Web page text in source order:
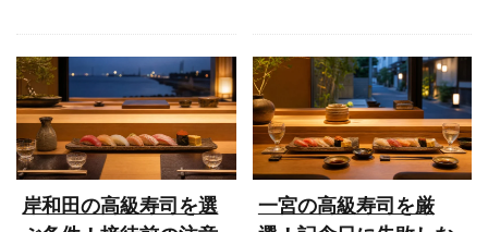
岸和田の高級寿司を選
一宮の高級寿司を厳